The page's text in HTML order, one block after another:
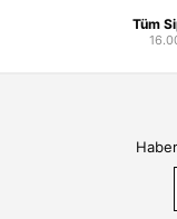
Tüm